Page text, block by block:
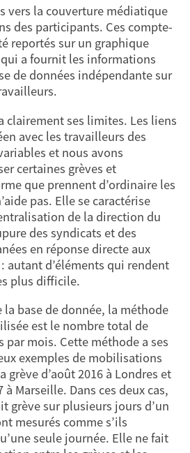
vers la couverture médiatique
des participants. Ces compte-
reportés sur un graphique
a fournit les informations
de données indépendante sur
clairement ses limites. Les liens
avec les travailleurs des
et nous avons
certaines grèves et
que prennent d’ordinaire les
pas. Elle se caractérise
de la direction du
des syndicats et des
en réponse directe aux
autant d’éléments qui rendent
plus difficile.
la base de donnée, la méthode
est le nombre total de
mois. Cette méthode a ses
exemples de mobilisations
grève d’août 2016 à Londres et
à Marseille. Dans ces deux cas,
grève sur plusieurs jours d’un
mesurés comme s’ils
seule journée. Elle ne fait